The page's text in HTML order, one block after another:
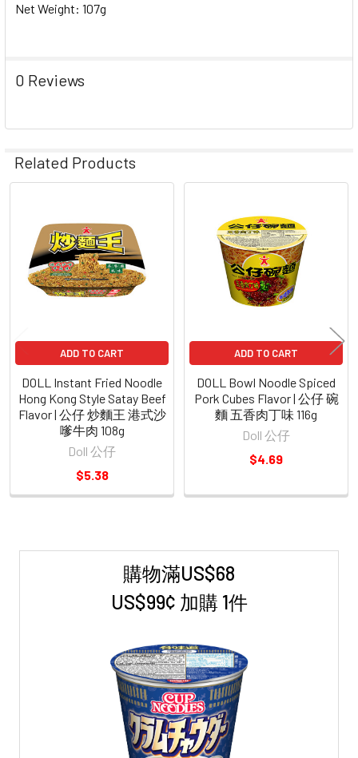
購物滿US$68
US$99¢ 加購 1件
Net Weight: 107g
0 Reviews
Related Products
Related
Products
ADD TO CART
DOLL Instant Fried Noodle
Hong Kong Style Satay Beef
Flavor | 公仔 炒麵王 港式沙
嗲牛肉 108g
Doll 公仔
$5.38
ADD TO CART
DOLL Bowl Noodle Spiced
Pork Cubes Flavor | 公仔 碗
麵 五香肉丁味 116g
Doll 公仔
$4.69